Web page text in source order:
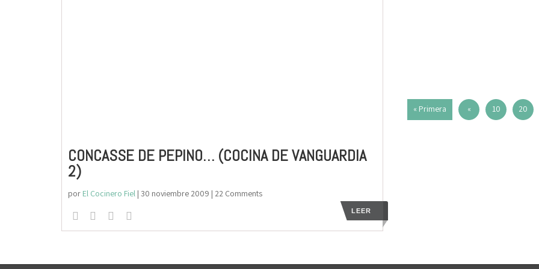
CONCASSE DE PEPINO… (COCINA DE VANGUARDIA
2)
por El Cocinero Fiel| 30 noviembre 2009 | 22 Comments
LEER
« Primera « 10 20